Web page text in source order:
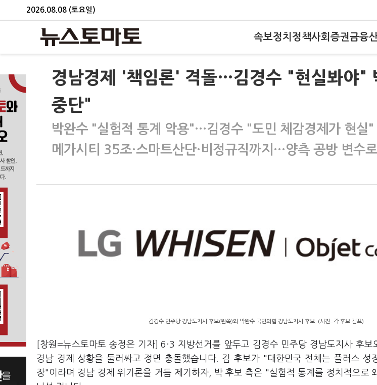
2026.08.08 (토요일)
속보정치 정책사회 증권금융
경남경제 '책임론' 격돌…김경수 "현실봐야"
중단"
박완수 "실험적 통계 악용"…김경수 "도민 체감경제가 현실"
메가시티 35조·스마트산단·비정규직까지…양측 공방 변수로
김경수 민주당 경남도지사 후보(왼쪽)와 박완수 국민의힘 경남도지사 후보. (사진=각 후보 캠프)
[창원=뉴스토마토 송정은 기자] 6·3 지방선거를 앞두고 김경수 민주당 경남도지사 후
경남 경제 상황을 둘러싸고 정면 충돌했습니다. 김 후보가 "대한민국 전체는 플러스 성
장"이라며 경남 경제 위기론을 거듭 제기하자, 박 후보 측은 "실험적 통계를 정치적으로